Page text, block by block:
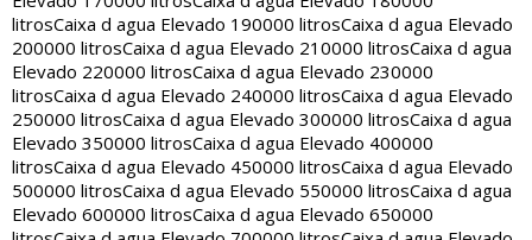
litrosCaixa d agua Elevado 190000 litrosCaixa d agua Elevado
200000 litrosCaixa d agua Elevado 210000 litrosCaixa d agua
Elevado 220000 litrosCaixa d agua Elevado 230000
litrosCaixa d agua Elevado 240000 litrosCaixa d agua Elevado
250000 litrosCaixa d agua Elevado 300000 litrosCaixa d agua
Elevado 350000 litrosCaixa d agua Elevado 400000
litrosCaixa d agua Elevado 450000 litrosCaixa d agua Elevado
500000 litrosCaixa d agua Elevado 550000 litrosCaixa d agua
Elevado 600000 litrosCaixa d agua Elevado 650000